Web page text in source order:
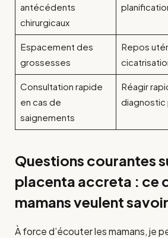
antécédents
chirurgicaux
Espacement des
grossesses
Repos
Consultation rapide
en cas de
saignements
Réagir
Questions courantes
placenta accreta : ce
mamans veulent savoir
À force d’écouter les mamans, je